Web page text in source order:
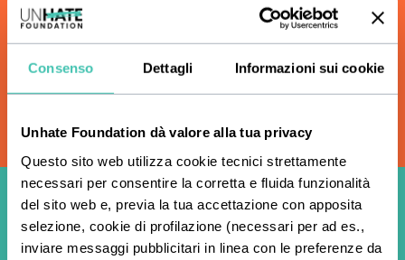
Consenso Dettagli Informazioni sui cookie
Unhate Foundation dà valore alla tua privacy
Questo sito web utilizza cookie tecnici strettamente
necessari per consentire la corretta e fluida funzionalità
del sito web e, previa la tua accettazione con apposita
selezione, cookie di profilazione (necessari per ad es.,
inviare messaggi pubblicitari in linea con le preferenze da
esperienze formative innovative
per esplorare il proprio
potenziale e crescere insieme.
CULTURA